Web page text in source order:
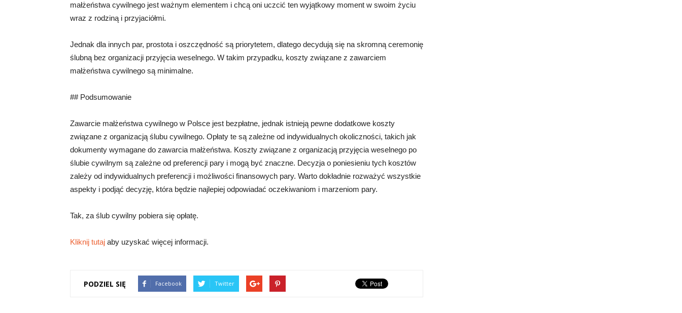
małżeństwa cywilnego jest ważnym elementem i chcą oni uczcić ten wyjątkowy moment w swoim życiu
wraz z rodziną i przyjaciółmi.
Jednak dla innych par, prostota i oszczędność są priorytetem, dlatego decydują się na skromną ceremonię
ślubną bez organizacji przyjęcia weselnego. W takim przypadku, koszty związane z zawarciem
małżeństwa cywilnego są minimalne.
## Podsumowanie
Zawarcie małżeństwa cywilnego w Polsce jest bezpłatne, jednak istnieją pewne dodatkowe koszty
związane z organizacją ślubu cywilnego. Opłaty te są zależne od indywidualnych okoliczności, takich jak
dokumenty wymagane do zawarcia małżeństwa. Koszty związane z organizacją przyjęcia weselnego po
ślubie cywilnym są zależne od preferencji pary i mogą być znaczne. Decyzja o poniesieniu tych kosztów
zależy od indywidualnych preferencji i możliwości finansowych pary. Warto dokładnie rozważyć wszystkie
aspekty i podjąć decyzję, która będzie najlepiej odpowiadać oczekiwaniom i marzeniom pary.
Tak, za ślub cywilny pobiera się opłatę.
Kliknij tutaj aby uzyskać więcej informacji.
PODZIEL SIĘ Facebook Twitter